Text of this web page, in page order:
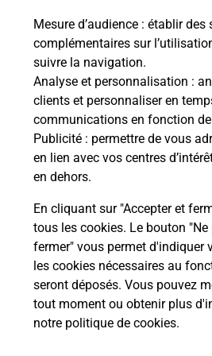
Mesure d’audience : établir des
complémentaires sur
suivre la navigation.
Analyse et personnalisation :
clients et personnaliser en
communications en fonction
Publicité : permettre de vous
en lien avec vos centres
en dehors.
En cliquant sur "Accepter et
tous les cookies. Le bouton
fermer" vous permet d'indiquer
les cookies nécessaires au
seront déposés. Vous pouvez
tout moment ou obtenir plus
notre politique de cookies.
Vous cherchez à passer votre
Macaire En Mauges (49450) ?
proposée par La Poste.
En savoir plus
Je réserve ma session
SAINT MACAIRE EN MAUGES